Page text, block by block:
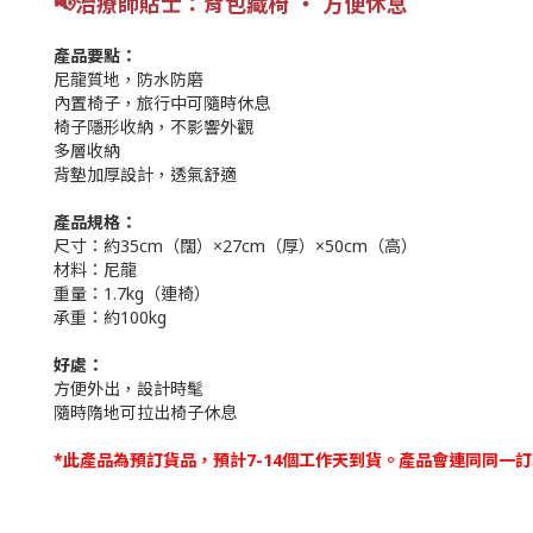
產品要點：
尼龍質地，防水防磨
內置椅子，旅行中可隨時休息
椅子隱形收納，不影響外觀
多層收納
背墊加厚設計，透氣舒適
產品規格：
尺寸：約35cm（闊）×27cm（厚）×50cm（高）
材料：尼龍
重量：1.7kg（連椅）
承重：約100kg
好處：
方便外出，設計時髦
隨時隋地可拉出椅子休息
*此產品為預訂貨品，預計7-14個工作天到貨。產品會連同同一